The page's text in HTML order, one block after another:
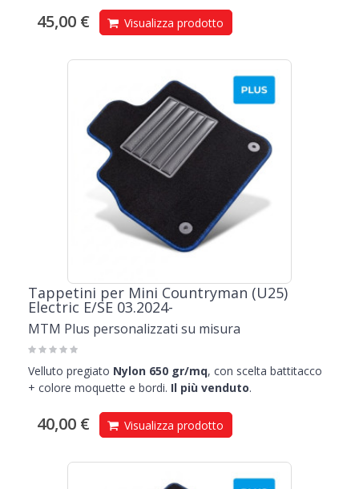
45,00 € Visualizza prodotto
Tappetini per Mini Countryman (U25)
Electric E/SE 03.2024-
MTM Plus personalizzati su misura
Velluto pregiato Nylon 650 gr/mq, con scelta battitacco
+ colore moquette e bordi. Il più venduto.
40,00 € Visualizza prodotto